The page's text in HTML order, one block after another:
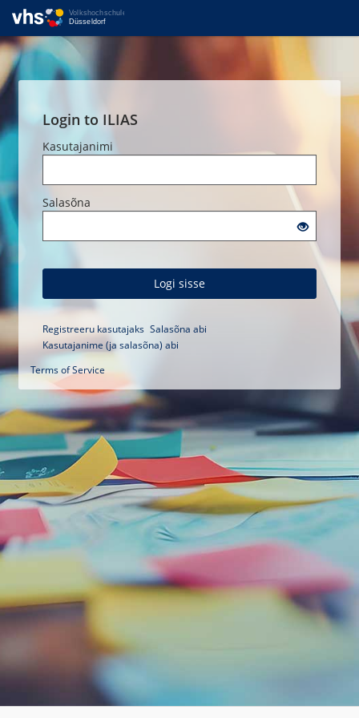
Login to ILIAS
Kasutajanimi
Salasõna
Logi sisse
Registreeru kasutajaks Salasõna abi
Kasutajanime (ja salasõna) abi
Terms of Service